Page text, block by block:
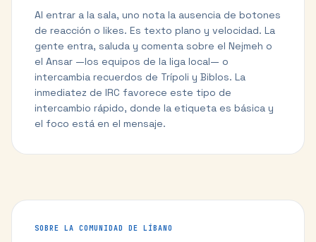
Al entrar a la sala, uno nota la ausencia de botones
de reacción o likes. Es texto plano y velocidad. La
gente entra, saluda y comenta sobre el Nejmeh o
el Ansar —los equipos de la liga local— o
intercambia recuerdos de Trípoli y Biblos. La
inmediatez de IRC favorece este tipo de
intercambio rápido, donde la etiqueta es básica y
el foco está en el mensaje.
SOBRE LA COMUNIDAD DE LÍBANO